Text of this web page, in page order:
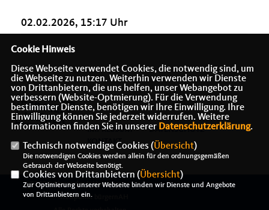
02.02.2026, 15:17 Uhr
IMPRESSUM
DATENSCHUTZ
KONTAKT
@2026 Alexander J. Herrmann -
Treffpunkt bürgernAH
Cookie Hinweis
Diese Webseite verwendet Cookies, die notwendig sind, um
die Webseite zu nutzen. Weiterhin verwenden wir Dienste
von Drittanbietern, die uns helfen, unser Webangebot zu
verbessern (Website-Optmierung). Für die Verwendung
bestimmter Dienste, benötigen wir Ihre Einwilligung. Ihre
Einwilligung können Sie jederzeit widerrufen. Weitere
Informationen finden Sie in unserer Datenschutzerklärung.
Technisch notwendige Cookies (Übersicht)
Die notwendigen Cookies werden allein für den ordnungsgemäßen
Gebrauch der Webseite benötigt.
Cookies von Drittanbietern (Übersicht)
Zur Optimierung unserer Webseite binden wir Dienste und Angebote
von Drittanbietern ein.